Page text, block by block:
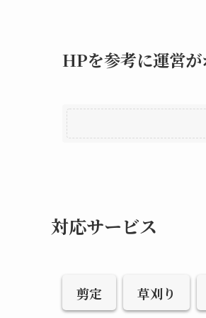
HPを参考に運営
対応サービス
剪定 草刈り